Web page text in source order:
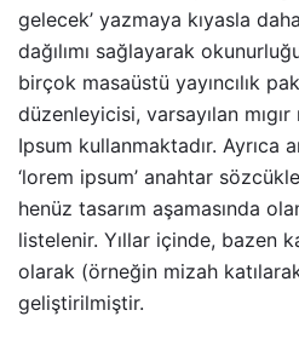
gelecek’ yazmaya kıyasla
dağılımı sağlayarak
birçok masaüstü yayıncılık
düzenleyicisi, varsayılan
Ipsum kullanmaktadır. Ayrıca
‘lorem ipsum’ anahtar
henüz tasarım aşamasında
listelenir. Yıllar içinde, bazen
olarak (örneğin mizah
geliştirilmiştir.